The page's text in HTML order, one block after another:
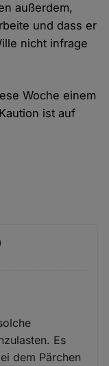
außerdem,
und dass er
nicht infrage
Woche einem
ist auf
Es
dem Pärchen